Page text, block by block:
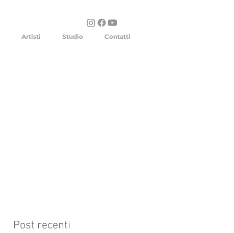
Artisti Studio Contatti
Post recenti